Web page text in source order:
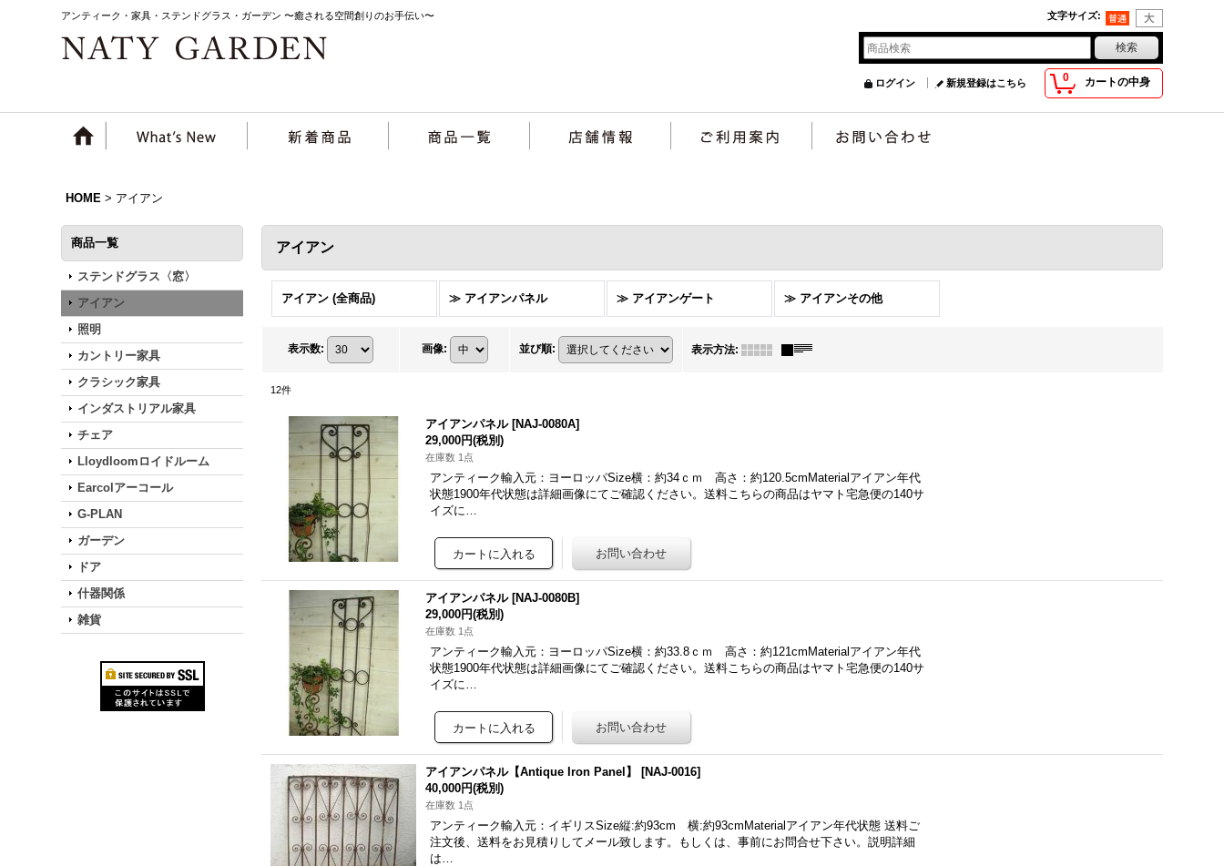
アンティーク・家具・ステンドグラス・ガーデン 〜癒される空間創りのお手伝い〜 文字サイズ:
0 カートの中身
ログイン 新規登録はこちら
HOME > アイアン
商品一覧
ステンドグラス〈窓〉
アイアン
照明
カントリー家具
クラシック家具
インダストリアル家具
チェア
Lloydloomロイドルーム
Earcolアーコール
G-PLAN
ガーデン
ドア
什器関係
雑貨
アイアン
アイアン (全商品) ≫ アイアンパネル ≫ アイアンゲート ≫ アイアンその他
表示数: 画像: 並び順: 表示方法:
12件
アイアンパネル [NAJ-0080A]
29,000円(税別)
在庫数 1点
アンティーク輸入元：ヨーロッパSize横：約34ｃｍ 高さ：約120.5cmMaterialアイアン年代
状態1900年代状態は詳細画像にてご確認ください。送料こちらの商品はヤマト宅急便の140サ
イズに…
アイアンパネル [NAJ-0080B]
29,000円(税別)
在庫数 1点
アンティーク輸入元：ヨーロッパSize横：約33.8ｃｍ 高さ：約121cmMaterialアイアン年代
状態1900年代状態は詳細画像にてご確認ください。送料こちらの商品はヤマト宅急便の140サ
イズに…
アイアンパネル【Antique Iron Panel】 [NAJ-0016]
40,000円(税別)
在庫数 1点
アンティーク輸入元：イギリスSize縦:約93cm 横:約93cmMaterialアイアン年代状態 送料ご
注文後、送料をお見積りしてメール致します。もしくは、事前にお問合せ下さい。説明詳細
は…